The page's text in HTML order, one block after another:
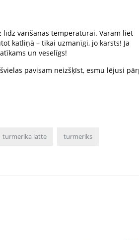
līdz vārīšanās temperatūrai. Varam liet
katliņā – tikai uzmanīgi, jo karsts! Ja
un veselīgs!
pavisam neizšķīst, esmu lējusi
turmerika latte turmeriks